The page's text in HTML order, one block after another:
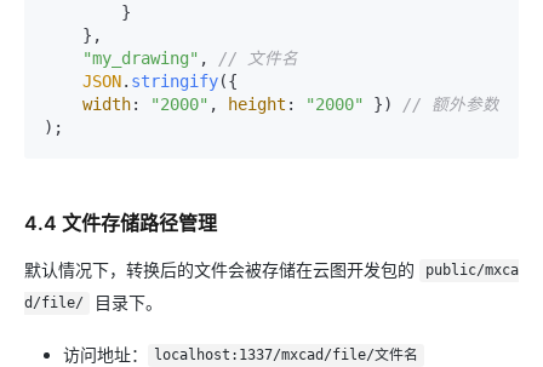
"my_drawing" ,
// 文件名
JSON. stringify({
width: "2000" , height : "2000" })
// 额外参数
4.4 文件存储路径管理
默认情况下，转换后的文件会被存储在云图开发包的
public/mxca
d/file/
目录下。
访问地址： localhost:1337/mxcad/file/文件名